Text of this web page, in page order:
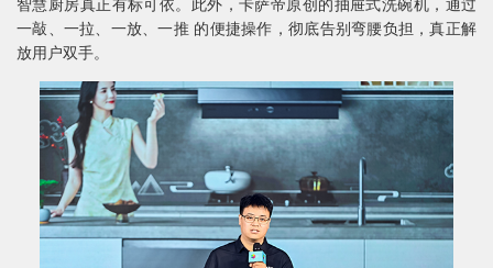
智慧厨房真正有标可依。此外，卡萨帝原创的抽屉式洗碗机，通过
一敲、一拉、一放、一推 的便捷操作，彻底告别弯腰负担，真正解
放用户双手。